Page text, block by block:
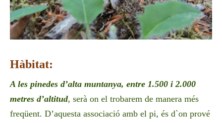
Hàbitat:
A les pinedes d’alta muntanya, entre 1.500 i 2.000
metres d’altitud, serà on el trobarem de manera més
freqüent. D’aquesta associació amb el pi, és d`on prové